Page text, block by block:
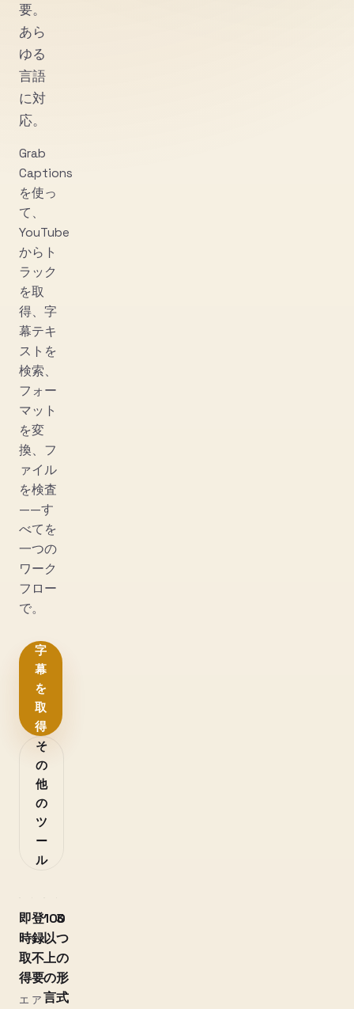
要。
あら
ゆる
言語
に対
応。
Grab
Captions
を使っ
て、
YouTube
からト
ラック
を取
得、字
幕テキ
ストを
検索、
フォー
マット
を変
換、フ
ァイル
を検査
——す
べてを
一つの
ワーク
フロー
で。
字
幕
を
取
得
そ
の
他
の
ツ
ー
ル
即
時
取
得
エ
登
録
不
要
ア
100
以
上
の
言
3
つ
の
形
式